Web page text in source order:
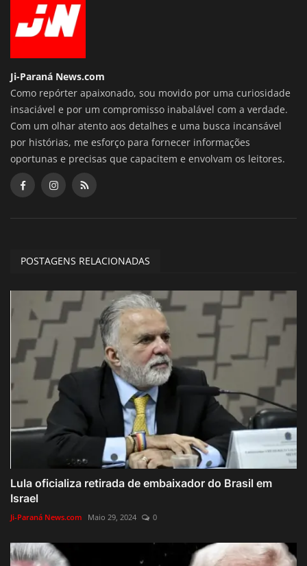
Ji-Paraná News.com
Como repórter apaixonado, sou movido por uma curiosidade
insaciável e por um compromisso inabalável com a verdade.
Com um olhar atento aos detalhes e uma busca incansável
por histórias, me esforço para fornecer informações
oportunas e precisas que capacitem e envolvam os leitores.
POSTAGENS RELACIONADAS
Lula oficializa retirada de embaixador do Brasil em
Israel
Ji-Paraná News.com Maio 29, 2024 0